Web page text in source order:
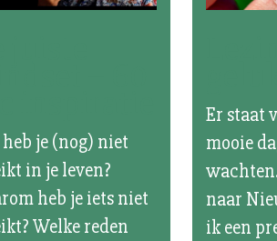
je (nog) niet
in je leven?
heb je iets niet
Welke reden
Er staat
mooie
naar
ik een